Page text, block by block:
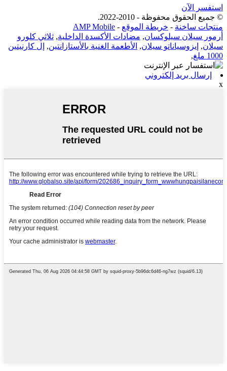
استفسر الآن
© جميع الحقوق محفوظة - 2010-2022.
منتجات ساخنة - خريطة الموقع -
AMP Mobile
أرمور سيلان سيلوكسان, مضادات الأكسدة الداخلية, ثلاثي كلورو
سيلان, إيزوسياناتو سيلان, الأطعمة الغنية بالأستازانتين, إل كارنيتين
1000 ملغ
,
إرسال بريد إلكتروني
x